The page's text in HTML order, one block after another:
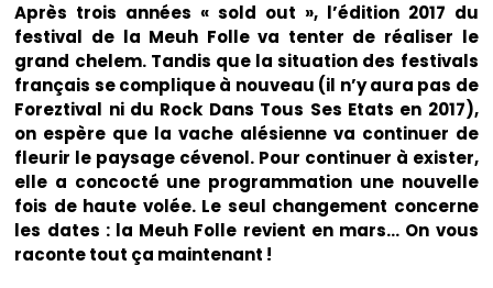
Après trois années « sold out », l’édition 2017 du
festival de la Meuh Folle va tenter de réaliser le
grand chelem. Tandis que la situation des festivals
français se complique à nouveau (il n’y aura pas de
Foreztival ni du Rock Dans Tous Ses Etats en 2017),
on espère que la vache alésienne va continuer de
fleurir le paysage cévenol. Pour continuer à exister,
elle a concocté une programmation une nouvelle
fois de haute volée. Le seul changement concerne
les dates : la Meuh Folle revient en mars… On vous
raconte tout ça maintenant !